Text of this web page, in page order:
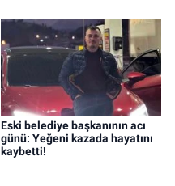
Eski belediye başkanının acı
günü: Yeğeni kazada hayatını
kaybetti!